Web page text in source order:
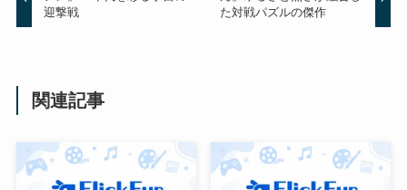
迎撃戦
た対戦パズルの傑作
関連記事